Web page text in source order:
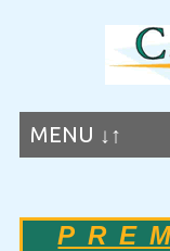
MENU ↓↑